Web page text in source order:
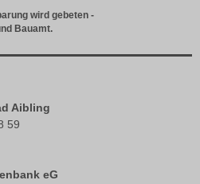
wird gebeten -
Bauamt.
Aibling
59
eG